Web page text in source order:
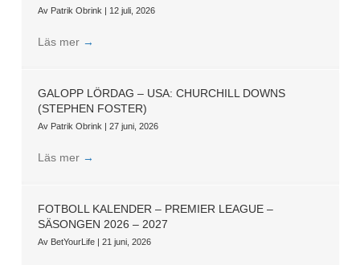
Av Patrik Obrink | 12 juli, 2026
Läs mer →
GALOPP LÖRDAG – USA: CHURCHILL DOWNS
(STEPHEN FOSTER)
Av Patrik Obrink | 27 juni, 2026
Läs mer →
FOTBOLL KALENDER – PREMIER LEAGUE –
SÄSONGEN 2026 – 2027
Av BetYourLife | 21 juni, 2026